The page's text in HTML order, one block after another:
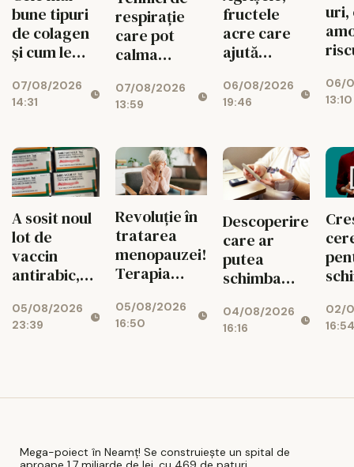
bune tipuri
de colagen
și cum le
corect
07/08/2026
14:31
respirație
care pot
calma
corpul
07/08/2026
13:59
fructele
acre care
ajută
imunitatea
06/08/2026
19:46
uri,
06/
13:10
A sosit noul
lot de
vaccin
antirabic,
incidentul
care a dus
05/08/2026
23:39
Revoluție în
tratarea
menopauzei!
Terapia
revine, după
25 de ani de
05/08/2026
16:50
Descoperire
care ar
putea
schimba
diabetului
04/08/2026
16:16
02/
16:54
Mega-poiect în Neamț! Se construiește un spital de